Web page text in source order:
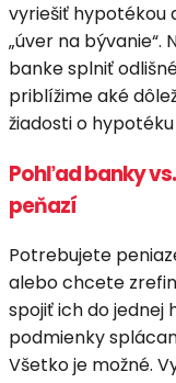
vyriešiť hypotékou
„úver na
banke splniť
priblížime aké
žiadosti o
Pohľad banky
peňazí
Potrebujete
alebo chcete
spojiť ich do jednej
podmienky
Všetko je možné.